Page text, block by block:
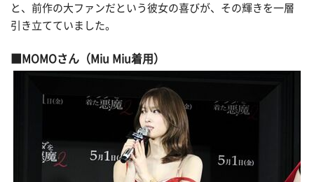
と、前作の大ファンだという彼女の喜びが、その輝きを一層
引き立てていました。
MOMOさん（Miu Miu着用）